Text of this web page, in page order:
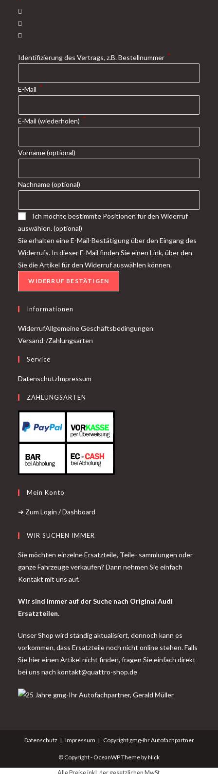
Identifizierung des Vertrags, z.B. Bestellnummer *
E-Mail *
E-Mail (wiederholen) *
Vorname(optional)
Nachname(optional)
Ich möchte bestimmte Positionen für den Widerruf
auswählen.(optional)
Sie erhalten eine E-Mail-Bestätigung über den Eingang des
Widerrufs. In dieser E-Mail finden Sie einen Link, über den
Sie die Artikel für den Widerruf auswählen können.
WIDERRUF BESTÄTIGEN
Informationen
WiderrufAllgemeine Geschäftsbedingungen
Versand-/Zahlungsarten
Service
DatenschutzImpressum
ZAHLUNGSARTEN
Mein Konto
➔ Zum Login / Dashboard
WIR SUCHEN IMMER
Sie möchten einzelne Ersatzteile, Teile- sammlungen oder
ganze Fahrzeuge verkaufen? Dann nehmen Sie einfach
Kontakt mit uns auf.
Wir sind immer auf der Suche nach Original Audi
Ersatzteilen.
Unser Shop wird ständig aktualisiert, dennoch kann es
vorkommen, dass Ersatzteile noch nicht online stehen. Falls
Sie hier einen Artikel nicht finden, fragen Sie einfach direkt
bei uns nachkontakt@quattro-shop.de
Datenschutz Impressum Copyright gmg-Ihr Autofachpartner
© Copyright - OceanWP Theme by Nick